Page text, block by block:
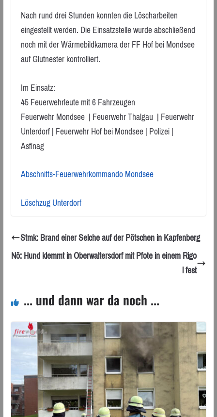
Nach rund drei Stunden konnten die Löscharbeiten
eingestellt werden. Die Einsatzstelle wurde abschließend
noch mit der Wärmebildkamera der FF Hof bei Mondsee
auf Glutnester kontrolliert.
Im Einsatz:
45 Feuerwehrleute mit 6 Fahrzeugen
Feuerwehr Mondsee | Feuerwehr Thalgau | Feuerwehr
Unterdorf | Feuerwehr Hof bei Mondsee | Polizei |
Asfinag
Abschnitts-Feuerwehrkommando Mondsee
Löschzug Unterdorf
Stmk: Brand einer Selche auf der Pötschen in Kapfenberg
Nö: Hund klemmt in Oberwaltersdorf mit Pfote in einem Rigo
l fest
... und dann war da noch ...